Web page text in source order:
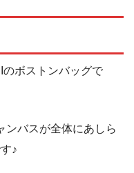
ボストンバッグで
ンバスが全体にあしら
♪